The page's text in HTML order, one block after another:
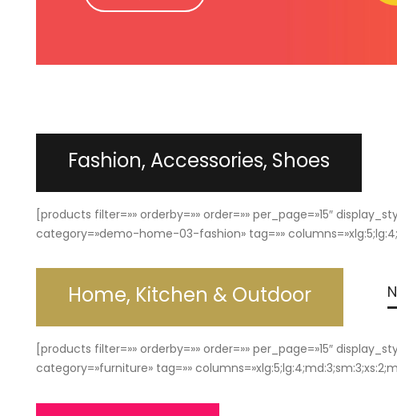
Fashion, Accessories, Shoes
[products filter=»» orderby=»» order=»» per_page=»15″
category=»demo-home-03-fashion» tag=»»
Home, Kitchen & Outdoor
[products filter=»» orderby=»» order=»» per_page=»15″
category=»furniture» tag=»»